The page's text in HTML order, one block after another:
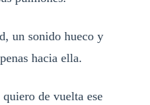
un sonido hueco y
hacia ella.
de vuelta ese